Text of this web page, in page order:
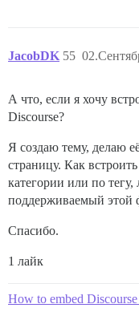
JacobDK 55
А что, если я хочу
Discourse?
Я создаю тему, делаю
страницу. Как
категории или по
поддерживаемый этой
Спасибо.
1 лайк
How to embed